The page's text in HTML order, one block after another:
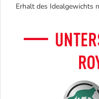
Erhalt des Idealgewichts